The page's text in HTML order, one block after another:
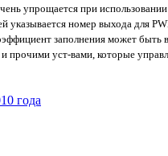
упрощается при
указывается номер выхода для
заполнения может быть
и прочими уст-вами, которые
года